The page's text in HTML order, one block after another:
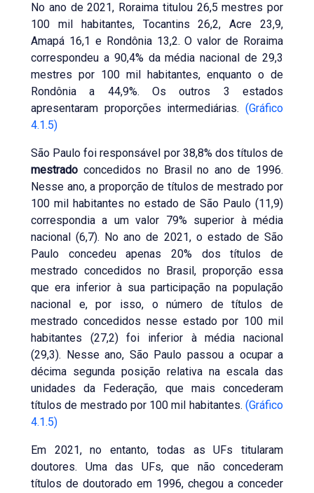
No ano de 2021, Roraima titulou 26,5 mestres por
100 mil habitantes, Tocantins 26,2, Acre 23,9,
Amapá 16,1 e Rondônia 13,2. O valor de Roraima
correspondeu a 90,4% da média nacional de 29,3
mestres por 100 mil habitantes, enquanto o de
Rondônia a 44,9%. Os outros 3 estados
apresentaram proporções intermediárias. (Gráfico
4.1.5)
São Paulo foi responsável por 38,8% dos títulos de
mestrado concedidos no Brasil no ano de 1996.
Nesse ano, a proporção de títulos de mestrado por
100 mil habitantes no estado de São Paulo (11,9)
correspondia a um valor 79% superior à média
nacional (6,7). No ano de 2021, o estado de São
Paulo concedeu apenas 20% dos títulos de
mestrado concedidos no Brasil, proporção essa
que era inferior à sua participação na população
nacional e, por isso, o número de títulos de
mestrado concedidos nesse estado por 100 mil
habitantes (27,2) foi inferior à média nacional
(29,3). Nesse ano, São Paulo passou a ocupar a
décima segunda posição relativa na escala das
unidades da Federação, que mais concederam
títulos de mestrado por 100 mil habitantes. (Gráfico
4.1.5)
Em 2021, no entanto, todas as UFs titularam
doutores. Uma das UFs, que não concederam
títulos de doutorado em 1996, chegou a conceder